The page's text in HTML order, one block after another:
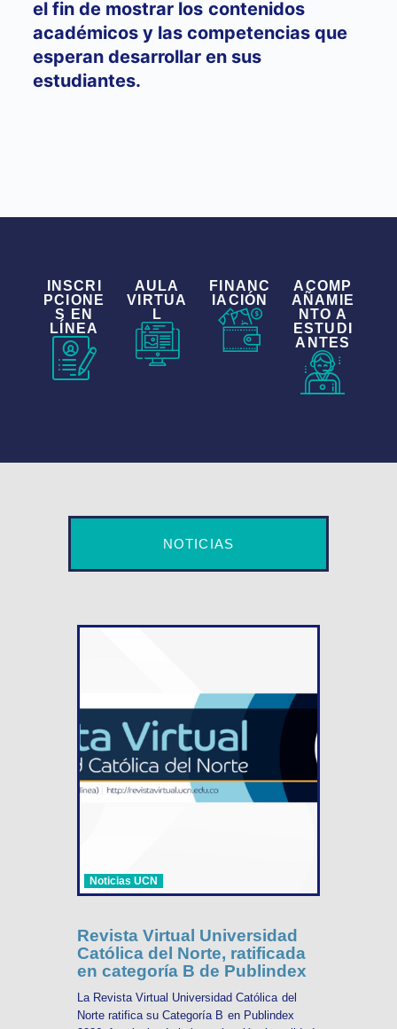
el fin de mostrar los contenidos
académicos y las competencias que
esperan desarrollar en sus
estudiantes.
INSCRI
PCIONE
S EN
LÍNEA
AULA
VIRTUA
L
FINANC
IACIÓN
ACOMP
AÑAMIE
NTO A
ESTUDI
ANTES
NOTICIAS
Noticias UCN
Revista Virtual Universidad
Católica del Norte, ratificada
en categoría B de Publindex
La Revista Virtual Universidad Católica del
Norte ratifica su Categoría B en Publindex